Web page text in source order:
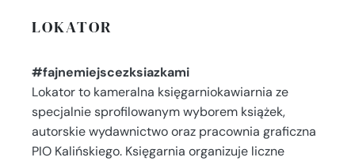
LOKATOR
#fajnemiejscezksiazkami
Lokator to kameralna księgarniokawiarnia ze
specjalnie sprofilowanym wyborem książek,
autorskie wydawnictwo oraz pracownia graficzna
PIO Kalińskiego. Księgarnia organizuje liczne